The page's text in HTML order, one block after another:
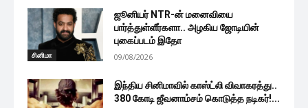
சினிமா
ஜூனியர் NTR-ன் மனைவியை
பார்த்துள்ளீர்களா.. அழகிய ஜோடியின்
புகைப்படம் இதோ
09/08/2026
இந்திய சினிமாவில் காஸ்ட்லி விவாகரத்து..
380 கோடி ஜீவனாம்சம் கொடுத்த நடிகர்!...